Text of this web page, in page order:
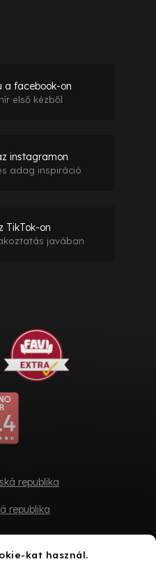
kat használ.
a facebook-on
első kézből
instagramon
adag inspiráció
TikTok-on
javában
republika
republika